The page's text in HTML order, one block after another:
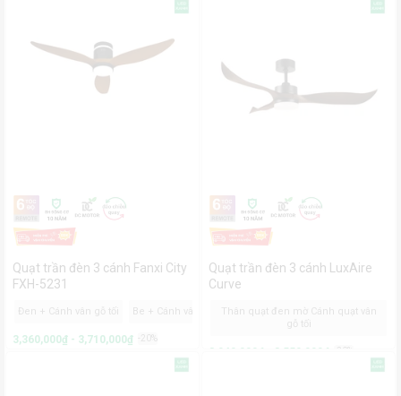
Quạt trần đèn 3 cánh Fanxi City
FXH-5231
Đen + Cánh vân gỗ tối Be + Cánh vân gỗ sáng Trắng
3,360,000₫ - 3,710,000₫
Quạt trần đèn 3 cánh LuxAire
Curve
Thân quạt đen mờ Cánh quạt vân
gỗ tối
3,040,000₫ - 3,550,000₫ -20%